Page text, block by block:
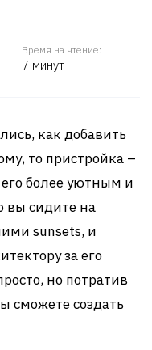
Время на чтение:
7 минут
как добавить
то пристройка –
более уютным и
вы сидите на
sunsets, и
за его
но потратив
сможете создать